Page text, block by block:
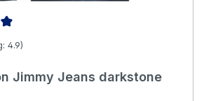
Bewertung von 4.92 von 5 Sternen
4.9)
Jimmy Jeans darkstone